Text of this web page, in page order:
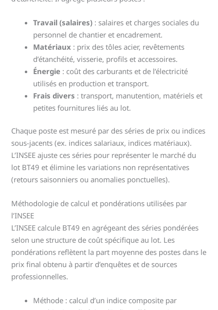
Travail (salaires) : salaires et charges sociales du
personnel de chantier et encadrement.
Matériaux : prix des tôles acier, revêtements
d’étanchéité, visserie, profils et accessoires.
Énergie : coût des carburants et de l’électricité
utilisés en production et transport.
Frais divers : transport, manutention, matériels et
petites fournitures liés au lot.
Chaque poste est mesuré par des séries de prix ou indices
sous-jacents (ex. indices salariaux, indices matériaux).
L’INSEE ajuste ces séries pour représenter le marché du
lot BT49 et élimine les variations non représentatives
(retours saisonniers ou anomalies ponctuelles).
Méthodologie de calcul et pondérations utilisées par
l’INSEE
L’INSEE calcule BT49 en agrégeant des séries pondérées
selon une structure de coût spécifique au lot. Les
pondérations reflètent la part moyenne des postes dans le
prix final obtenu à partir d’enquêtes et de sources
professionnelles.
Méthode : calcul d’un indice composite par